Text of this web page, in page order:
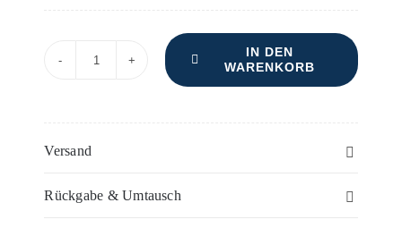
des
IN DEN
WARENKORB
Versand
Rückgabe & Umtausch